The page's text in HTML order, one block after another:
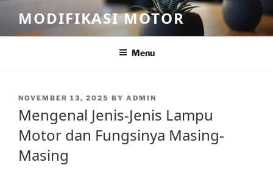
content
MODIFIKASI MOTOR
Menu
POSTED
NOVEMBER 13, 2025 BY ADMIN
Mengenal Jenis-Jenis Lampu
Motor dan Fungsinya Masing-
Masing